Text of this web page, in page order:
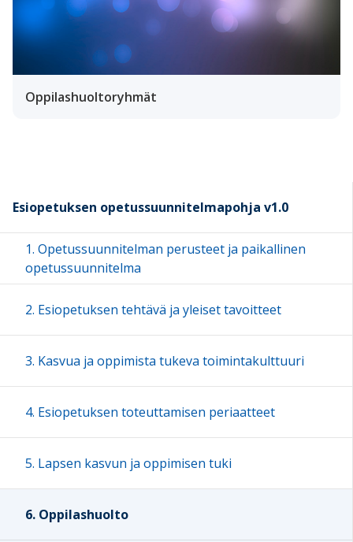
Oppilashuoltoryhmät
Esiopetuksen opetussuunnitelmapohja v1.0
1. Opetussuunnitelman perusteet ja paikallinen
opetussuunnitelma
2. Esiopetuksen tehtävä ja yleiset tavoitteet
3. Kasvua ja oppimista tukeva toimintakulttuuri
4. Esiopetuksen toteuttamisen periaatteet
5. Lapsen kasvun ja oppimisen tuki
6. Oppilashuolto